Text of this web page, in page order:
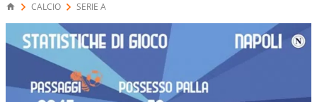
CALCIO SERIE A